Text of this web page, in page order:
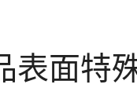
表面特